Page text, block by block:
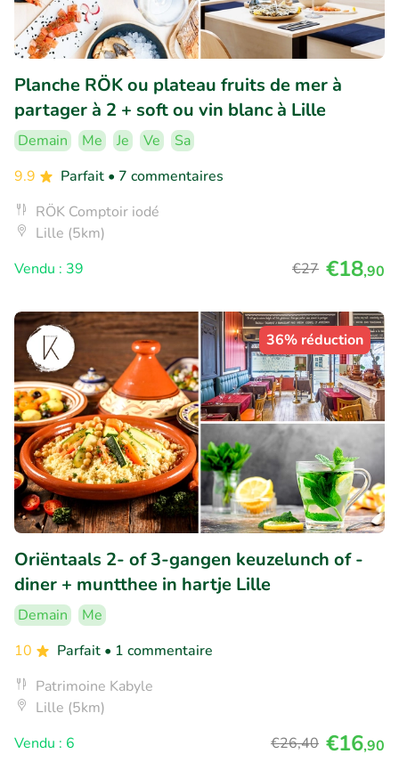
Planche RÖK ou plateau fruits de mer à
partager à 2 + soft ou vin blanc à Lille
Demain Me Je Ve
Sa
9.9
Parfait • 7 commentaires
RÖK Comptoir iodé
Lille (5km)
Vendu : 39
€27 €18,90
36% réduction
Oriëntaals 2- of 3-gangen keuzelunch of -
diner + muntthee in hartje Lille
Demain
Me
10
Parfait • 1 commentaire
Patrimoine Kabyle
Lille (5km)
Vendu : 6
€26,40 €16,90